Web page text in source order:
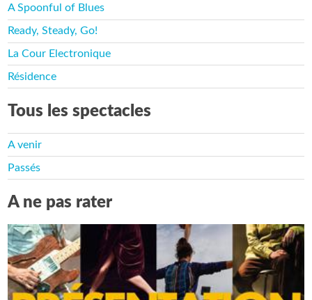
A Spoonful of Blues
Ready, Steady, Go!
La Cour Electronique
Résidence
Tous les spectacles
A venir
Passés
A ne pas rater